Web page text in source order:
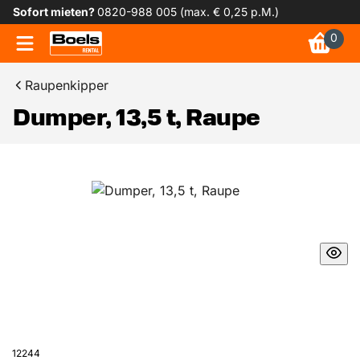
Sofort mieten?0820-988 005 (max. € 0,25 p.M.)
0
Raupenkipper
Dumper, 13,5 t, Raupe
12244